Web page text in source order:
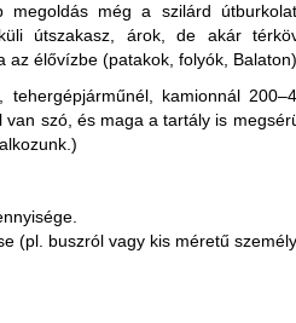
még a szilárd
útszakasz, árok, de akár
élővízbe (patakok, folyók,
kamionnál
szó, és maga a tartály is
(pl. buszról vagy kis méretű